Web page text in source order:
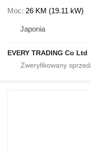
Moc 26 KM (19.11 kW)
Japonia
EVERY TRADING Co Ltd